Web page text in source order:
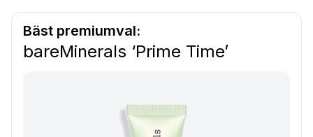
Bäst premiumval:
bareMinerals ‘Prime Time’